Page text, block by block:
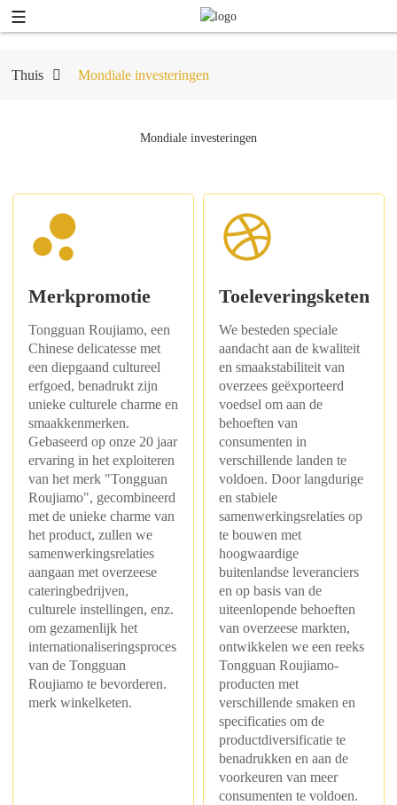
+86 8619946512999
Thuis Mondiale investeringen
Mondiale investeringen
Merkpromotie
Tongguan Roujiamo, een
Chinese delicatesse met
een diepgaand cultureel
erfgoed, benadrukt zijn
unieke culturele charme en
smaakkenmerken.
Gebaseerd op onze 20 jaar
ervaring in het exploiteren
van het merk "Tongguan
Roujiamo", gecombineerd
met de unieke charme van
het product, zullen we
samenwerkingsrelaties
aangaan met overzeese
cateringbedrijven,
culturele instellingen, enz.
om gezamenlijk het
internationaliseringsproces
van de Tongguan
Roujiamo te bevorderen.
merk winkelketen.
Toeleveringsketen
We besteden speciale
aandacht aan de kwaliteit
en smaakstabiliteit van
overzees geëxporteerd
voedsel om aan de
behoeften van
consumenten in
verschillende landen te
voldoen. Door langdurige
en stabiele
samenwerkingsrelaties op
te bouwen met
hoogwaardige
buitenlandse leveranciers
en op basis van de
uiteenlopende behoeften
van overzeese markten,
ontwikkelen we een reeks
Tongguan Roujiamo-
producten met
verschillende smaken en
specificaties om de
productdiversificatie te
benadrukken en aan de
voorkeuren van meer
consumenten te voldoen.